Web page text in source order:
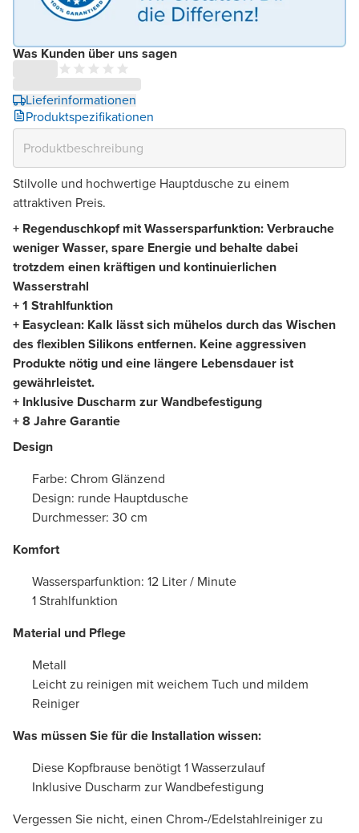
Was Kunden über uns sagen
Lieferinformationen
Produktspezifikationen
Stilvolle und hochwertige Hauptdusche zu einem
attraktiven Preis.
+ Regenduschkopf mit Wassersparfunktion: Verbrauche
weniger Wasser, spare Energie und behalte dabei
trotzdem einen kräftigen und kontinuierlichen
Wasserstrahl
+ 1 Strahlfunktion
+ Easyclean: Kalk lässt sich mühelos durch das Wischen
des flexiblen Silikons entfernen. Keine aggressiven
Produkte nötig und eine längere Lebensdauer ist
gewährleistet.
+ Inklusive Duscharm zur Wandbefestigung
+ 8 Jahre Garantie
Design
Farbe: Chrom Glänzend
Design: runde Hauptdusche
Durchmesser: 30 cm
Komfort
Wassersparfunktion: 12 Liter / Minute
1 Strahlfunktion
Material und Pflege
Metall
Leicht zu reinigen mit weichem Tuch und mildem
Reiniger
Was müssen Sie für die Installation wissen:
Diese Kopfbrause benötigt 1 Wasserzulauf
Inklusive Duscharm zur Wandbefestigung
Vergessen Sie nicht, einen Chrom-/Edelstahlreiniger zu